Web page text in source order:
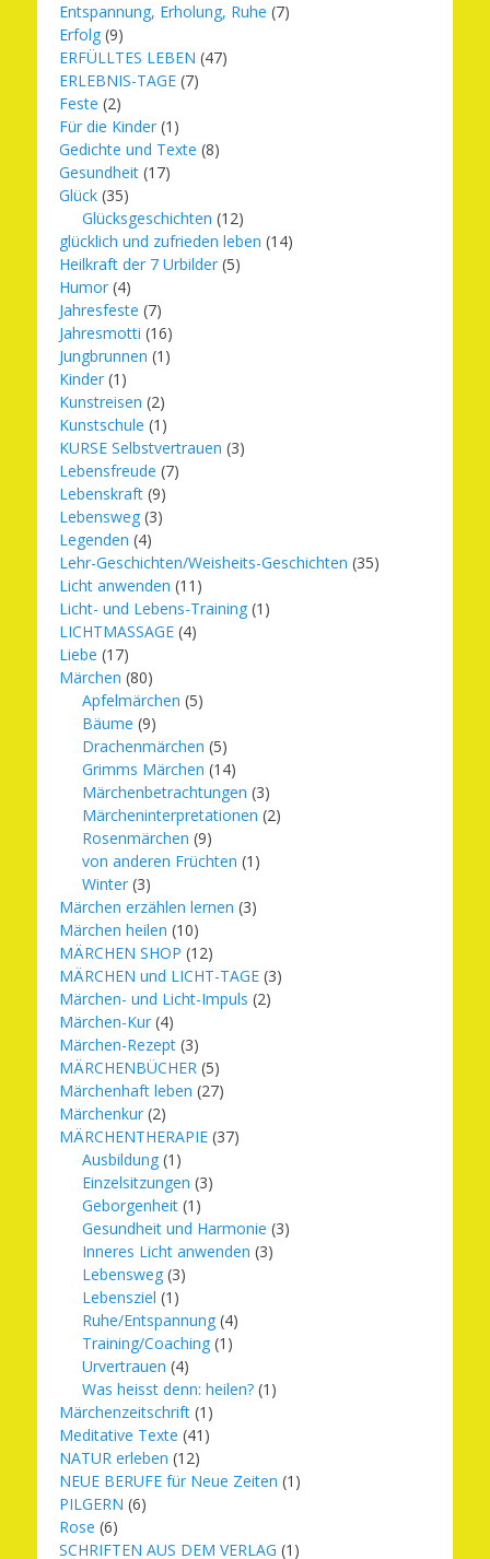
Entspannung, Erholung, Ruhe (7)
Erfolg (9)
ERFÜLLTES LEBEN (47)
ERLEBNIS-TAGE (7)
Feste (2)
Für die Kinder (1)
Gedichte und Texte (8)
Gesundheit (17)
Glück (35)
Glücksgeschichten (12)
glücklich und zufrieden leben (14)
Heilkraft der 7 Urbilder (5)
Humor (4)
Jahresfeste (7)
Jahresmotti (16)
Jungbrunnen (1)
Kinder (1)
Kunstreisen (2)
Kunstschule (1)
KURSE Selbstvertrauen (3)
Lebensfreude (7)
Lebenskraft (9)
Lebensweg (3)
Legenden (4)
Lehr-Geschichten/Weisheits-Geschichten (35)
Licht anwenden (11)
Licht- und Lebens-Training (1)
LICHTMASSAGE (4)
Liebe (17)
Märchen (80)
Apfelmärchen (5)
Bäume (9)
Drachenmärchen (5)
Grimms Märchen (14)
Märchenbetrachtungen (3)
Märcheninterpretationen (2)
Rosenmärchen (9)
von anderen Früchten (1)
Winter (3)
Märchen erzählen lernen (3)
Märchen heilen (10)
MÄRCHEN SHOP (12)
MÄRCHEN und LICHT-TAGE (3)
Märchen- und Licht-Impuls (2)
Märchen-Kur (4)
Märchen-Rezept (3)
MÄRCHENBÜCHER (5)
Märchenhaft leben (27)
Märchenkur (2)
MÄRCHENTHERAPIE (37)
Ausbildung (1)
Einzelsitzungen (3)
Geborgenheit (1)
Gesundheit und Harmonie (3)
Inneres Licht anwenden (3)
Lebensweg (3)
Lebensziel (1)
Ruhe/Entspannung (4)
Training/Coaching (1)
Urvertrauen (4)
Was heisst denn: heilen? (1)
Märchenzeitschrift (1)
Meditative Texte (41)
NATUR erleben (12)
NEUE BERUFE für Neue Zeiten (1)
PILGERN (6)
Rose (6)
SCHRIFTEN AUS DEM VERLAG (1)